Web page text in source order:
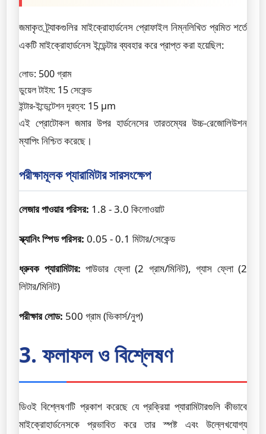
জমাকৃত ট্র্যাকগুলির মাইক্রোহার্ডনেস প্রোফাইল নিম্নলিখিত প্রমিত শর্তে
একটি মাইক্রোহার্ডনেস ইন্ডেন্টার ব্যবহার করে প্রাপ্ত করা হয়েছিল:
লোড: 500 গ্রাম
ডুয়েল টাইম: 15 সেকেন্ড
ইন্টার-ইন্ডেন্টেশন দূরত্ব: 15 µm
এই প্রোটোকল জমার উপর হার্ডনেসের তারতম্যের উচ্চ-রেজোলিউশন
ম্যাপিং নিশ্চিত করেছে।
পরীক্ষামূলক প্যারামিটার সারসংক্ষেপ
লেজার পাওয়ার পরিসর: 1.8 - 3.0 কিলোওয়াট
স্ক্যানিং স্পিড পরিসর: 0.05 - 0.1 মিটার/সেকেন্ড
ধ্রুবক প্যারামিটার: পাউডার ফ্লো (2 গ্রাম/মিনিট), গ্যাস ফ্লো (2
লিটার/মিনিট)
পরীক্ষার লোড: 500 গ্রাম (ভিকার্স/নুপ)
3. ফলাফল ও বিশ্লেষণ
ডিওই বিশ্লেষণটি প্রকাশ করেছে যে প্রক্রিয়া প্যারামিটারগুলি কীভাবে
মাইক্রোহার্ডনেসকে প্রভাবিত করে তার স্পষ্ট এবং উল্লেখযোগ্য